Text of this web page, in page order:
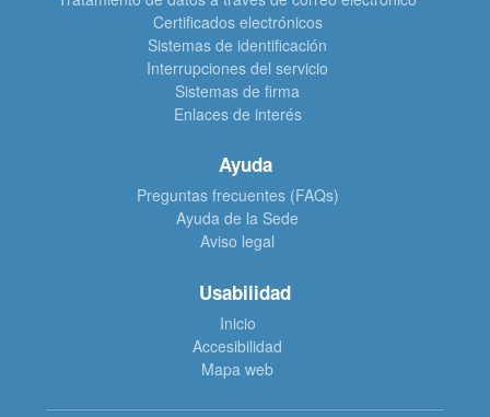
Certificados electrónicos
Sistemas de identificación
Interrupciones del servicio
Sistemas de firma
Enlaces de interés
Ayuda
Preguntas frecuentes (FAQs)
Ayuda de la Sede
Aviso legal
Usabilidad
Inicio
Accesibilidad
Mapa web